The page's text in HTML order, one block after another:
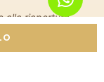
alla riapertura.